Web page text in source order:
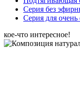
Серия без
Серия для
кое-что интересное!